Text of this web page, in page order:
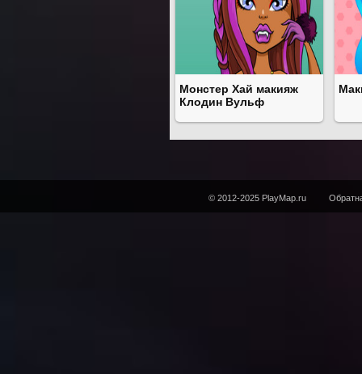
Монстер Хай макияж
Клодин Вульф
© 2012-2025 PlayMap.ru